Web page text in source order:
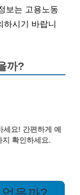
보는 고용노동
하시기 바랍니
까?
요! 간편하게 예
확인하세요.